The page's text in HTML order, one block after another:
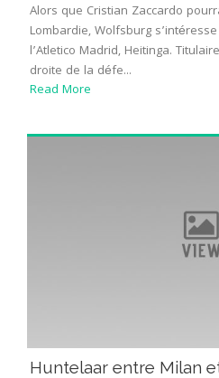
Alors que Cristian Zaccardo
Lombardie, Wolfsburg
l’Atletico Madrid, Heitinga.
droite de la défe...
Read More
Huntelaar entre Milan